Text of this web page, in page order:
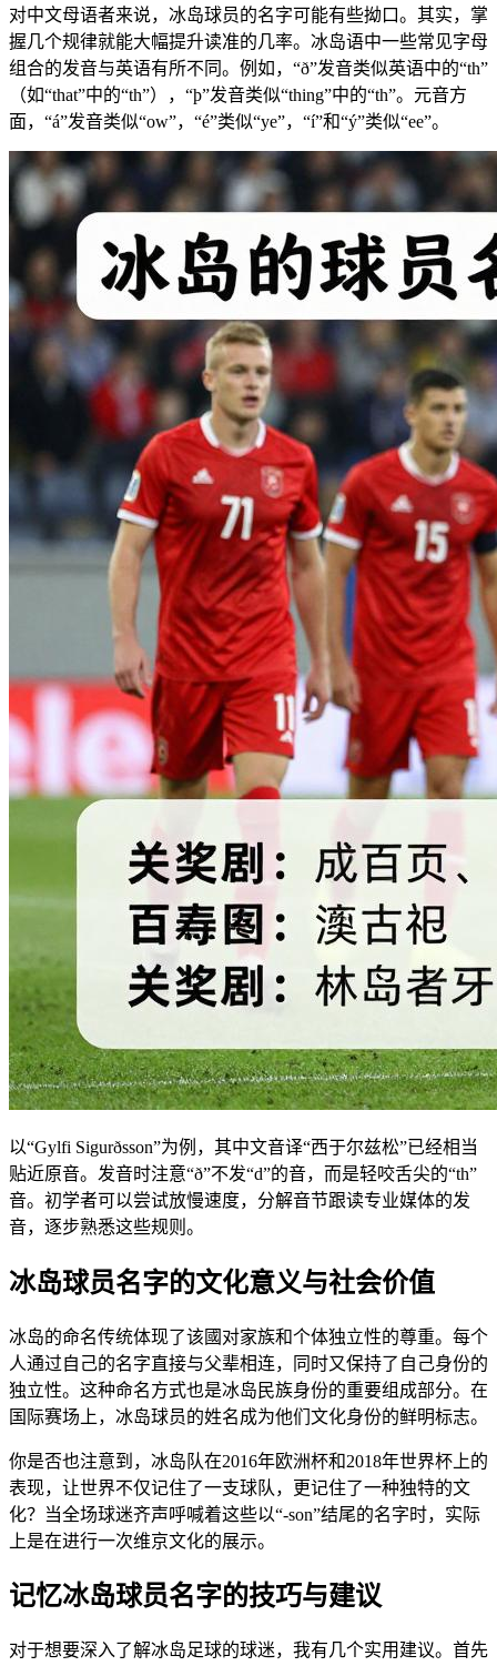
对中文母语者来说，冰岛球员的名字可能有些拗口。其实，掌
握几个规律就能大幅提升读准的几率。冰岛语中一些常见字母
组合的发音与英语有所不同。例如，“ð”发音类似英语中的“th”
（如“that”中的“th”），“þ”发音类似“thing”中的“th”。元音方
面，“á”发音类似“ow”，“é”类似“ye”，“í”和“ý”类似“ee”。
以“Gylfi Sigurðsson”为例，其中文音译“西于尔兹松”已经相当
贴近原音。发音时注意“ð”不发“d”的音，而是轻咬舌尖的“th”
音。初学者可以尝试放慢速度，分解音节跟读专业媒体的发
音，逐步熟悉这些规则。
冰岛球员名字的文化意义与社会价值
冰岛的命名传统体现了该國对家族和个体独立性的尊重。每个
人通过自己的名字直接与父辈相连，同时又保持了自己身份的
独立性。这种命名方式也是冰岛民族身份的重要组成部分。在
国际赛场上，冰岛球员的姓名成为他们文化身份的鲜明标志。
你是否也注意到，冰岛队在2016年欧洲杯和2018年世界杯上的
表现，让世界不仅记住了一支球队，更记住了一种独特的文
化？当全场球迷齐声呼喊着这些以“-son”结尾的名字时，实际
上是在进行一次维京文化的展示。
记忆冰岛球员名字的技巧与建议
对于想要深入了解冰岛足球的球迷，我有几个实用建议。首先